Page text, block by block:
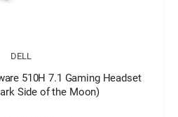
DELL
510H 7.1 Gaming Headset
Side of the Moon)